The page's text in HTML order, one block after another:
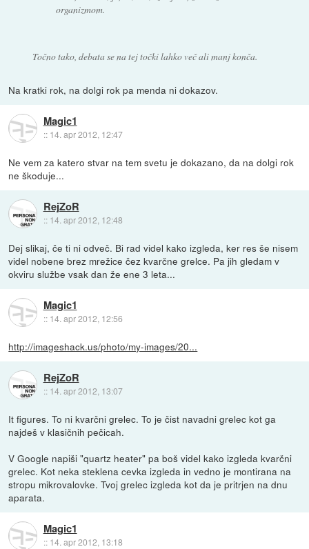
organizmom.
Točno tako, debata se na tej točki lahko več ali manj konča.
Na kratki rok, na dolgi rok pa menda ni dokazov.
Magic1
:: 14. apr 2012, 12:47
Ne vem za katero stvar na tem svetu je dokazano, da na dolgi rok
ne škoduje...
RejZoR
:: 14. apr 2012, 12:48
Dej slikaj, če ti ni odveč. Bi rad videl kako izgleda, ker res še nisem
videl nobene brez mrežice čez kvarčne grelce. Pa jih gledam v
okviru službe vsak dan že ene 3 leta...
Magic1
:: 14. apr 2012, 12:56
http://imageshack.us/photo/my-images/20...
RejZoR
:: 14. apr 2012, 13:07
It figures. To ni kvarčni grelec. To je čist navadni grelec kot ga
najdeš v klasičnih pečicah.
V Google napiši "quartz heater" pa boš videl kako izgleda kvarčni
grelec. Kot neka steklena cevka izgleda in vedno je montirana na
stropu mikrovalovke. Tvoj grelec izgleda kot da je pritrjen na dnu
aparata.
Magic1
:: 14. apr 2012, 13:18